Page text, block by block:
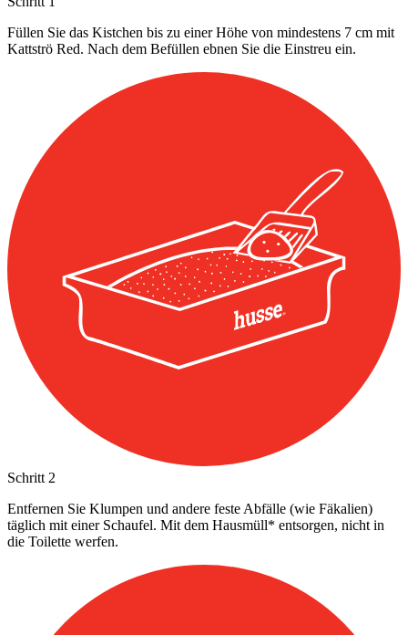
Füllen Sie das Kistchen bis zu einer Höhe von mindestens 7 cm mit
Kattströ Red. Nach dem Befüllen ebnen Sie die Einstreu ein.
Schritt 2
Entfernen Sie Klumpen und andere feste Abfälle (wie Fäkalien)
täglich mit einer Schaufel. Mit dem Hausmüll* entsorgen, nicht in
die Toilette werfen.